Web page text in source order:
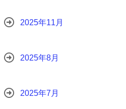
2025年11月
2025年8月
2025年7月